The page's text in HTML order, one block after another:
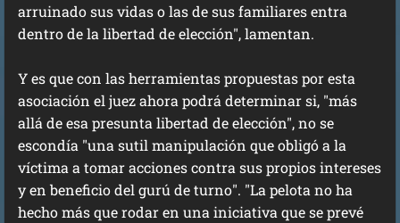
arruinado sus vidas o las de sus familiares entra
dentro de la libertad de elección", lamentan.
Y es que con las herramientas propuestas por esta
asociación el juez ahora podrá determinar si, "más
allá de esa presunta libertad de elección", no se
escondía "una sutil manipulación que obligó a la
víctima a tomar acciones contra sus propios intereses
y en beneficio del gurú de turno". "La pelota no ha
hecho más que rodar en una iniciativa que se prevé